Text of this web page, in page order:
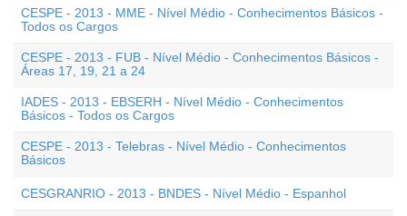
CESPE - 2013 - MME - Nível Médio - Conhecimentos Básicos -
Todos os Cargos
CESPE - 2013 - FUB - Nível Médio - Conhecimentos Básicos -
Áreas 17, 19, 21 a 24
IADES - 2013 - EBSERH - Nível Médio - Conhecimentos
Básicos - Todos os Cargos
CESPE - 2013 - Telebras - Nível Médio - Conhecimentos
Básicos
CESGRANRIO - 2013 - BNDES - Nível Médio - Espanhol